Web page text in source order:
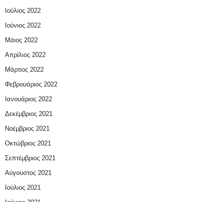
Ιούλιος 2022
Ιούνιος 2022
Μάιος 2022
Απρίλιος 2022
Μάρτιος 2022
Φεβρουάριος 2022
Ιανουάριος 2022
Δεκέμβριος 2021
Νοέμβριος 2021
Οκτώβριος 2021
Σεπτέμβριος 2021
Αύγουστος 2021
Ιούλιος 2021